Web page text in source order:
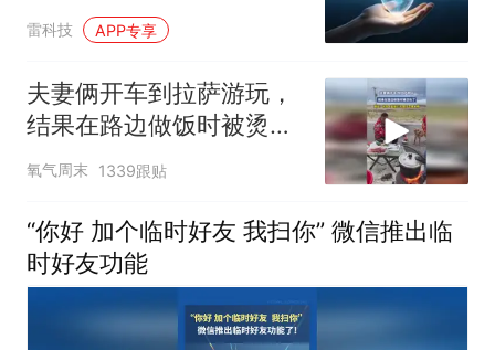
人类迟早控不住
雷科技 APP专享
夫妻俩开车到拉萨游玩，
结果在路边做饭时被烫伤
了，网友：不放气直接打
开，胆子是真大啊
氧气周末 1339跟贴
“你好 加个临时好友 我扫你” 微信推出临
时好友功能